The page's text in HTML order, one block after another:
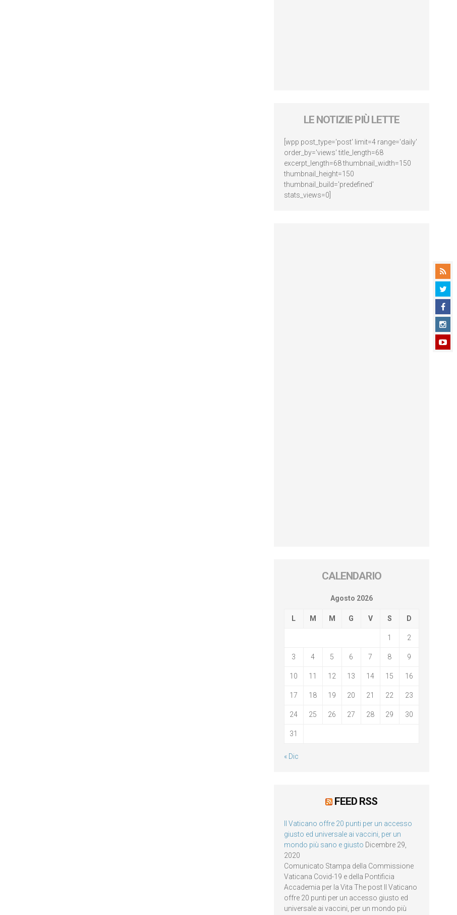
LE NOTIZIE PIÙ LETTE
[wpp post_type='post' limit=4 range='daily'
order_by='views' title_length=68
excerpt_length=68 thumbnail_width=150
thumbnail_height=150
thumbnail_build='predefined'
stats_views=0]
CALENDARIO
Agosto 2026
L M M G V S D
1 2
3 4 5 6 7 8 9
10 11 12 13 14 15 16
17 18 19 20 21 22 23
24 25 26 27 28 29 30
31
« Dic
FEED RSS
Il Vaticano offre 20 punti per un accesso
giusto ed universale ai vaccini, per un
mondo più sano e giusto Dicembre 29,
2020
Comunicato Stampa della Commissione
Vaticana Covid-19 e della Pontificia
Accademia per la Vita The post Il Vaticano
offre 20 punti per un accesso giusto ed
universale ai vaccini, per un mondo più